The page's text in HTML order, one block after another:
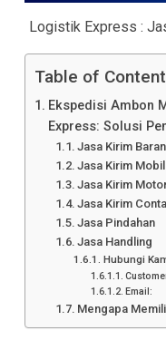
Logistik Express :
Table of
Ekspedisi Ambon
Express: Solusi
Jasa Kirim
Jasa Kirim Mobil
Jasa Kirim
Jasa Kirim
Jasa Pindahan
Jasa Handling
Hubungi
Email:
Mengapa